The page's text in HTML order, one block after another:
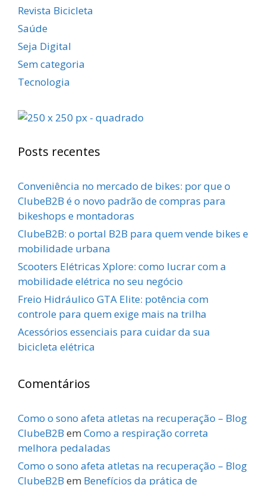
Revista Bicicleta
Saúde
Seja Digital
Sem categoria
Tecnologia
Posts recentes
Conveniência no mercado de bikes: por que o
ClubeB2B é o novo padrão de compras para
bikeshops e montadoras
ClubeB2B: o portal B2B para quem vende bikes e
mobilidade urbana
Scooters Elétricas Xplore: como lucrar com a
mobilidade elétrica no seu negócio
Freio Hidráulico GTA Elite: potência com
controle para quem exige mais na trilha
Acessórios essenciais para cuidar da sua
bicicleta elétrica
Comentários
Como o sono afeta atletas na recuperação – Blog
ClubeB2B em Como a respiração correta
melhora pedaladas
Como o sono afeta atletas na recuperação – Blog
ClubeB2B em Benefícios da prática de